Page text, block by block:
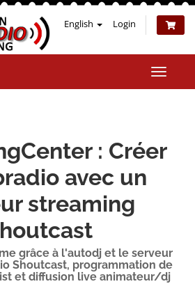
English Login
Toggle
: Créer
avec un
streaming
grâce à l'autodj et le serveur
Shoutcast, programmation de
et diffusion live animateur/dj